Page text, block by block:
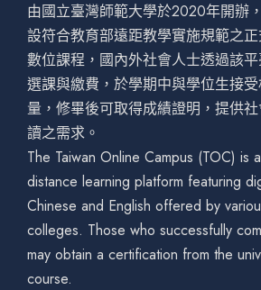
由國立臺灣師範大學於2020年開辦
設符合教育部遠距教學實施規範之
數位課程，國內外社會人士透過該
選課與繳費，於學期中與學位生接
量，修畢後可取得成績證明，提供
讀之需求。
The Taiwan Online Campus (TOC) is
distance learning platform featuring
Chinese and English offered by
colleges. Those who successfully
may obtain a certification from the
course.